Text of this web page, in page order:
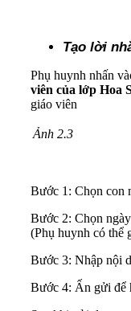
Tạo lời
Phụ huynh nhấn
viên của lớp Hoa
giáo viên
Ảnh 2.3
Bước 1: Chọn con
Bước 2: Chọn
(Phụ huynh có thể
Bước 3: Nhập nội
Bước 4: Ấn gửi để